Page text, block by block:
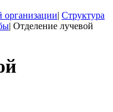
организации| Структура
| Отделение лучевой